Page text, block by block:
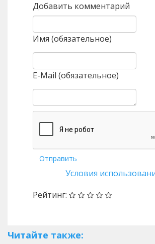
Добавить комментарий
Имя (обязательное)
E-Mail (обязательное)
Отправить
Условия
Рейтинг:
Читайте также: